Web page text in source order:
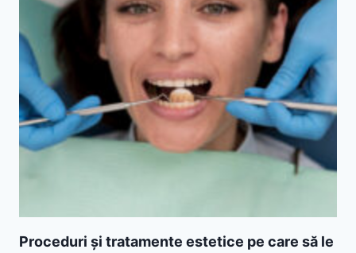
Proceduri și tratamente estetice pe care să le